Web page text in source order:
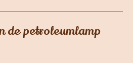
de petroleumlamp